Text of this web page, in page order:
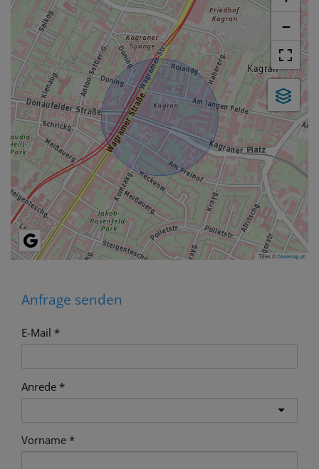
−
Tiles ©basemap.at
Anfrage senden
E-Mail
Anrede
Vorname